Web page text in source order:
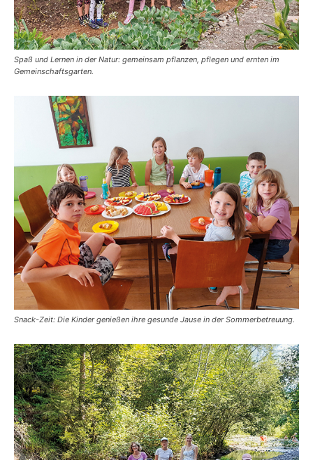
Spaß und Lernen in der Natur: gemeinsam pflanzen, pflegen und ernten im
Gemeinschaftsgarten.
Snack-Zeit: Die Kinder genießen ihre gesunde Jause in der Sommerbetreuung.